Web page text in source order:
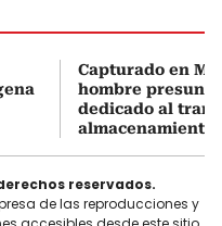
Capturado en
hombre
dedicado al
almacenamiento
reservados.
de las reproducciones y